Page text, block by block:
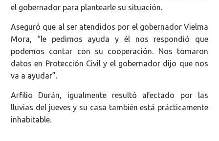
el gobernador para plantearle su situación.
Aseguró que al ser atendidos por el gobernador Vielma
Mora, “le pedimos ayuda y él nos respondió que
podemos contar con su cooperación. Nos tomaron
datos en Protección Civil y el gobernador dijo que nos
va a ayudar”.
Arfilio Durán, igualmente resultó afectado por las
lluvias del jueves y su casa también está prácticamente
inhabitable.